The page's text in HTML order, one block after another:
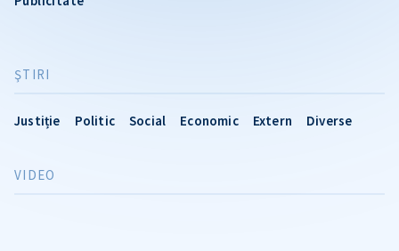
ŞTIRI
Justiție Politic Social Economic Extern Diverse
VIDEO